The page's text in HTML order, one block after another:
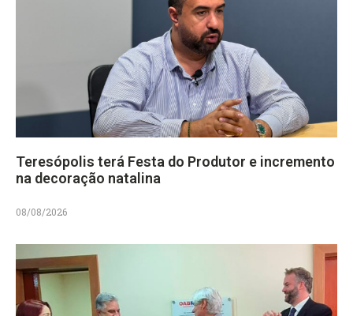
Teresópolis terá Festa do Produtor e incremento
na decoração natalina
08/08/2026